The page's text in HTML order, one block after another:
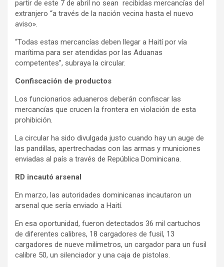
partir de este 7 de abril no sean recibidas mercancías del
extranjero “a través de la nación vecina hasta el nuevo
aviso».
“Todas estas mercancías deben llegar a Haití por vía
marítima para ser atendidas por las Aduanas
competentes”, subraya la circular.
Confiscación de productos
Los funcionarios aduaneros deberán confiscar las
mercancías que crucen la frontera en violación de esta
prohibición.
La circular ha sido divulgada justo cuando hay un auge de
las pandillas, apertrechadas con las armas y municiones
enviadas al país a través de República Dominicana.
RD incautó arsenal
En marzo, las autoridades dominicanas incautaron un
arsenal que sería enviado a Haití.
En esa oportunidad, fueron detectados 36 mil cartuchos
de diferentes calibres, 18 cargadores de fusil, 13
cargadores de nueve milímetros, un cargador para un fusil
calibre 50, un silenciador y una caja de pistolas.